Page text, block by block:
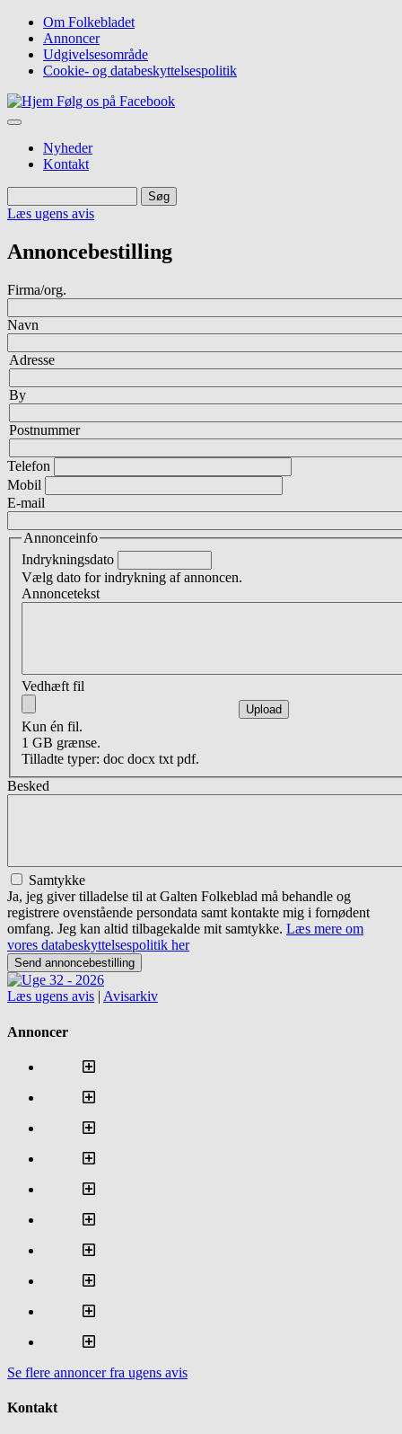
hovedindhold
Top
navigation
Om Folkebladet
Annoncer
Udgivelsesområde
Cookie- og databeskyttelsespolitik
Følg os på Facebook
Nyheder
Kontakt
Søg
Læs ugens avis
Annoncebestilling
Firma/org.
Navn
Adresse
Adresse
By
Postnummer
Telefon
Mobil
E-mail
Annonceinfo
Indrykningsdato
Vælg dato for indrykning af annoncen.
Annoncetekst
Vedhæft fil
Upload
Kun én fil.
1 GB grænse.
Tilladte typer: doc docx txt pdf.
Besked
Samtykke
Ja, jeg giver tilladelse til at Galten Folkeblad må behandle og
registrere ovenstående persondata samt kontakte mig i fornødent
omfang. Jeg kan altid tilbagekalde mit samtykke. Læs mere om
vores databeskyttelsespolitik her
Send annoncebestilling
Læs ugens avis | Avisarkiv
Annoncer
Se flere annoncer fra ugens avis
Kontakt